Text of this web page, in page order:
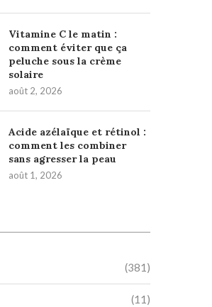
Vitamine C le matin :
comment éviter que ça
peluche sous la crème
solaire
août 2, 2026
Acide azélaïque et rétinol :
comment les combiner
sans agresser la peau
août 1, 2026
(381)
(11)